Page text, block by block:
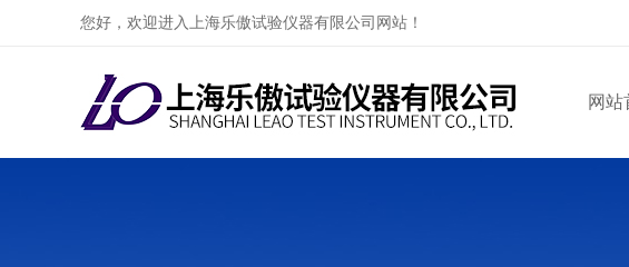
您好，欢迎进入上海乐傲试验仪器有限公司网站！
网站